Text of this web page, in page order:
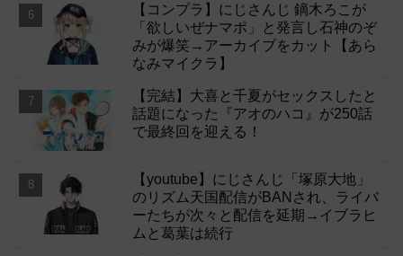
【コンプラ】にじさんじ 鏑木ろこが
「欲しいぜナマポ」と発言し石神のぞ
みが爆笑→アーカイブをカット【あら
なみマイクラ】
【完結】大喜と千夏がセックスしたと
話題になった『アオのハコ』が250話
で最終回を迎える！
【youtube】にじさんじ「塚原大地」
のリズム天国配信がBANされ、ライバ
ーたちが次々と配信を延期→イブラヒ
ムと葛葉は続行